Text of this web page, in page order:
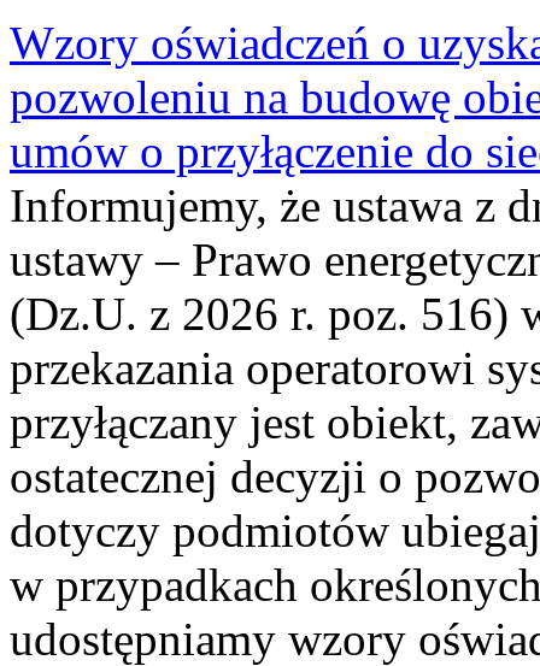
Wzory oświadczeń o
pozwoleniu na budowę
umów o przyłączenie do
Informujemy, że ustawa z
ustawy – Prawo
(Dz.U. z 2026 r. poz. 516)
przekazania operatorowi
przyłączany jest obiekt,
ostatecznej decyzji o
dotyczy podmiotów
w przypadkach
udostępniamy wzory